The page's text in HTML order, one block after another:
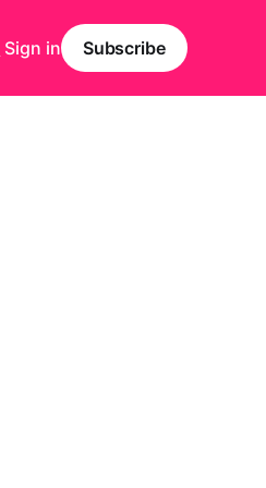
Sign in Subscribe